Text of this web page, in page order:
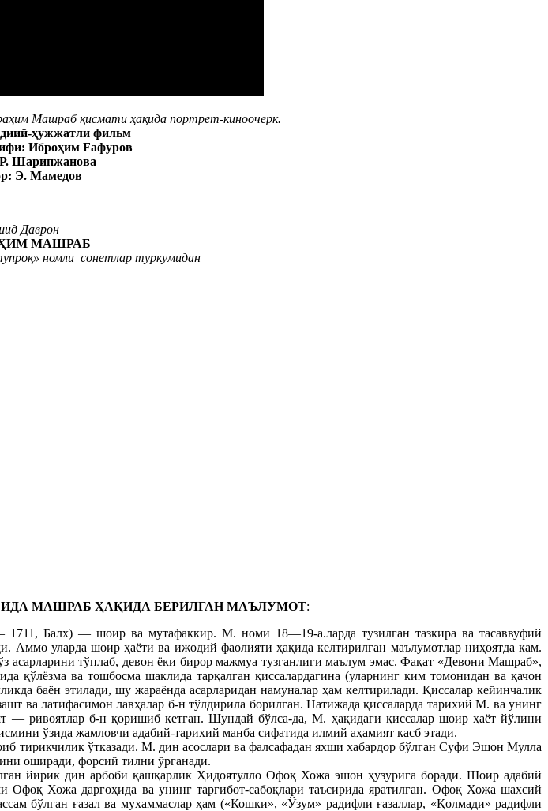
Машраб қисмати ҳақида портрет-киноочерк.
ҳужжатли фильм
Иброҳим Fафуров
Шарипжанова
Э. Мамедов
Даврон
МАШРАБ
номли сонетлар туркумидан
МАШРАБ ҲАҚИДА БЕРИЛГАН МАЪЛУМОТ:
Балх) — шоир ва мутафаккир. М. номи 18—19-а.ларда тузилган тазкира ва тасаввуфий
Аммо уларда шоир ҳаёти ва ижодий фаолияти ҳақида келтирилган маълумотлар ниҳоятда кам.
тўплаб, девон ёки бирор мажмуа тузганлиги маълум эмас. Фақат «Девони Машраб»,
ва тошбосма шаклида тарқалган қиссалардагина (уларнинг ким томонидан ва қачон
баён этилади, шу жараёнда асарларидан намуналар ҳам келтирилади. Қиссалар кейинчалик
ва латифасимон лавҳалар б-н тўлдирила борилган. Натижада қиссаларда тарихий М. ва унинг
— ривоятлар б-н қоришиб кетган. Шундай бўлса-да, М. ҳақидаги қиссалар шоир ҳаёт йўлини
ўзида жамловчи адабий-тарихий манба сифатида илмий аҳамият касб этади.
тирикчилик ўтказади. М. дин асослари ва фалсафадан яхши хабардор бўлган Суфи Эшон Мулла
оширади, форсий тилни ўрганади.
йирик дин арбоби қашқарлик Ҳидоятулло Офоқ Хожа эшон ҳузурига боради. Шоир адабий
Хожа даргоҳида ва унинг тарғибот-сабоқлари таъсирида яратилган. Офоқ Хожа шахсий
бўлган ғазал ва мухаммаслар ҳам («Кошки», «Ўзум» радифли ғазаллар, «Қолмади» радифли